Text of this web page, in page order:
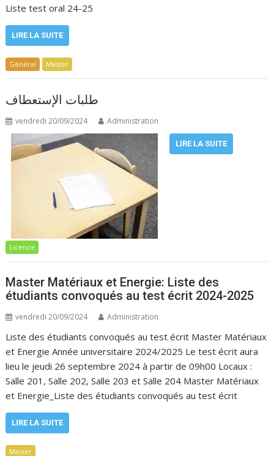
Liste test oral 24-25
LIRE LA SUITE
Général Master
طلبات الإستعطاف
vendredi 20/09/2024 Administration
LIRE LA SUITE
Licence
Master Matériaux et Energie: Liste des
étudiants convoqués au test écrit 2024-2025
vendredi 20/09/2024 Administration
Liste des étudiants convoqués au test écrit Master Matériaux
et Energie Année universitaire 2024/2025 Le test écrit aura
lieu le jeudi 26 septembre 2024 à partir de 09h00 Locaux :
Salle 201, Salle 202, Salle 203 et Salle 204 Master Matériaux
et Energie_Liste des étudiants convoqués au test écrit
LIRE LA SUITE
Master